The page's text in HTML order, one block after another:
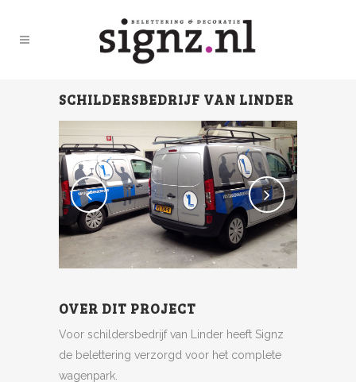
SCHILDERSBEDRIJF VAN LINDER
OVER DIT PROJECT
Voor schildersbedrijf van Linder heeft Signz
de belettering verzorgd voor het complete
wagenpark.